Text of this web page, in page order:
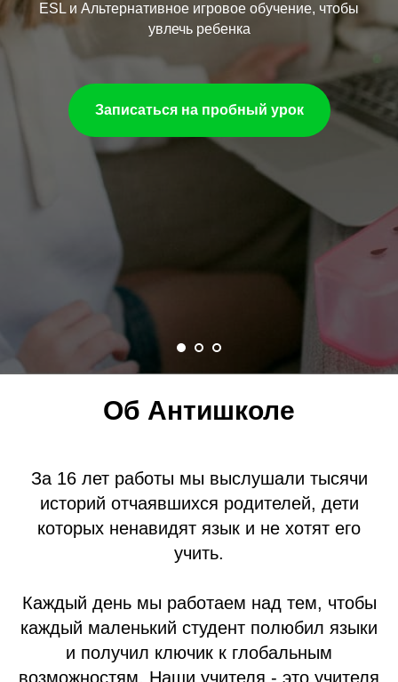
ESL и Альтернативное игровое обучение, чтобы
увлечь ребенка
Записаться на пробный урок
Об Антишколе
За 16 лет работы мы выслушали тысячи
историй отчаявшихся родителей, дети
которых ненавидят язык и не хотят его
учить.
Каждый день мы работаем над тем, чтобы
каждый маленький студент полюбил языки
и получил ключик к глобальным
возможностям. Наши учителя - это учителя